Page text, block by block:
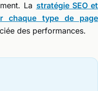
La stratégie SEO et
chaque type de page
des performances.